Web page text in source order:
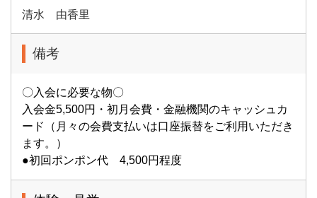
清水 由香里
備考
〇入会に必要な物〇
入会金5,500円・初月会費・金融機関のキャッシュカ
ード（月々の会費支払いは口座振替をご利用いただき
ます。）
●初回ポンポン代 4,500円程度